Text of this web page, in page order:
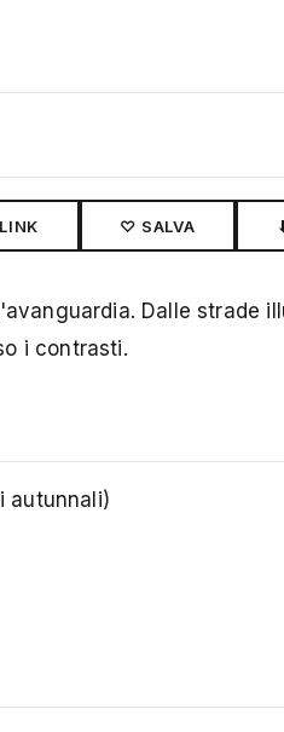
♡ SALVA
Dalle strade
i contrasti.
autunnali)